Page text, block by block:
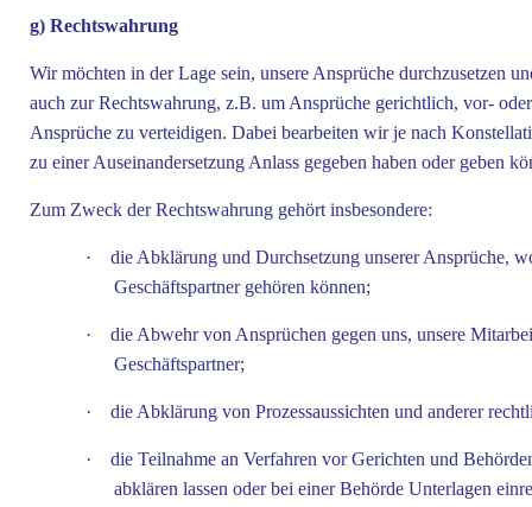
g) Rechtswahrung
Wir möchten in der Lage sein, unsere Ansprüche durchzusetzen
auch zur Rechtswahrung, z.B. um Ansprüche gerichtlich, vor-
Ansprüche zu verteidigen. Dabei bearbeiten wir je nach
zu einer Auseinandersetzung Anlass gegeben haben oder geben
Zum Zweck der Rechtswahrung gehört insbesondere:
·
die Abklärung und Durchsetzung unserer Ansprüche,
Geschäftspartner gehören können;
·
die Abwehr von Ansprüchen gegen uns, unsere
Geschäftspartner;
· die Abklärung von Prozessaussichten und anderer
·
die Teilnahme an Verfahren vor Gerichten und
abklären lassen oder bei einer Behörde Unterlagen